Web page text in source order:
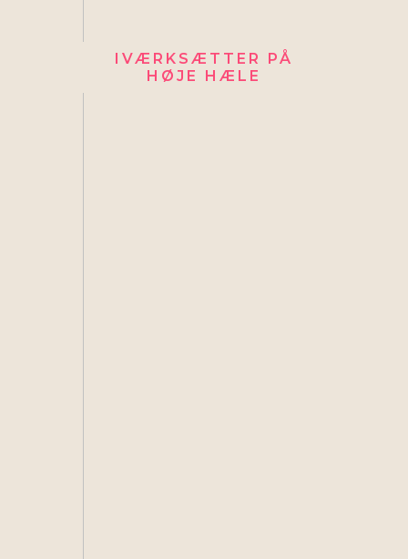
IVÆRKSÆTTER PÅ
HØJE HÆLE